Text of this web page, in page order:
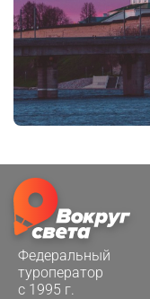
Федеральный
туроператор
с 1995 г.